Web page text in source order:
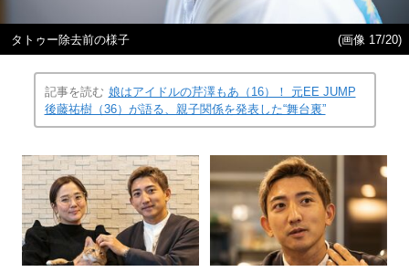
タトゥー除去前の様子 (画像 17/20)
記事を読む 娘はアイドルの芹澤もあ（16）！ 元EE JUMP
後藤祐樹（36）が語る、親子関係を発表した“舞台裏”